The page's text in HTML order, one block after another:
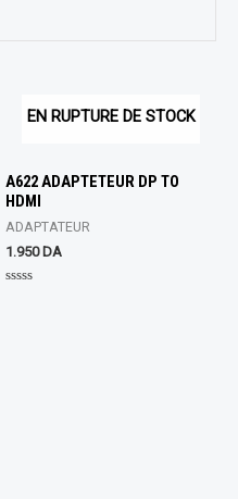
EN RUPTURE DE STOCK
A622 ADAPTETEUR DP TO
HDMI
ADAPTATEUR
1.950 DA